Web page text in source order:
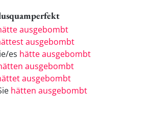
ausgebombt
ausgebombt
es hätte ausgebombt
ausgebombt
ausgebombt
hätten ausgebombt